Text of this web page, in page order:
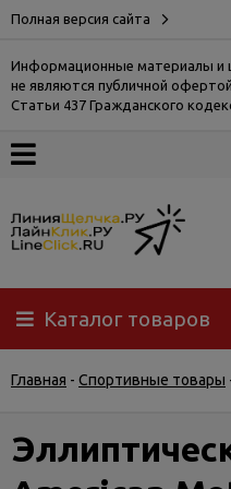
Полная версия сайта
Информационные материалы и
не являются публичной
Статьи 437 Гражданского
О
Доставка
Самовывоз
Гарантия
возврат
Каталог товаров
Главная - Спортивные товары